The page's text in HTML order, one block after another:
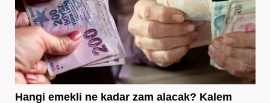
Hangi emekli ne kadar zam alacak? Kalem